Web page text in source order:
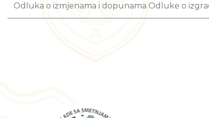
Odluka o izmjenama i dopunama Odluke o